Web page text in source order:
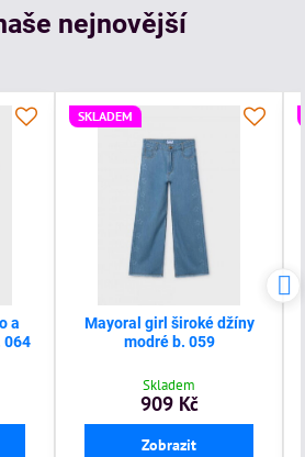
nejnovější
a
064
SKLADEM
Mayoral girl široké džíny
modré b. 059
Skladem
909 Kč
Zobrazit